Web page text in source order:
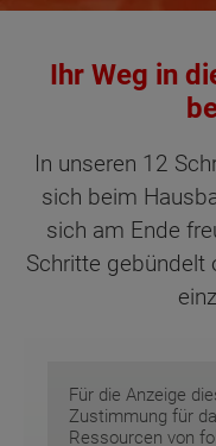
Ihr Weg in
In unseren 12
sich beim
sich am Ende
Schritte gebündelt
Für die Anzeige
Zustimmung für
Ressourcen von